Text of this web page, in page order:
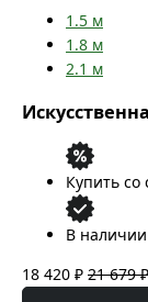
1.5 м
1.8 м
2.1 м
Купить со
В
18 420 ₽ 21 679 ₽